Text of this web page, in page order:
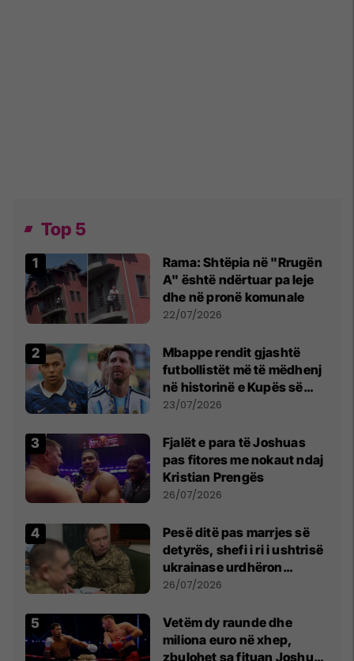
Top 5
Rama: Shtëpia në "Rrugën
A" është ndërtuar pa leje
dhe në pronë komunale
22/07/2026
Mbappe rendit gjashtë
futbollistët më të mëdhenj
në historinë e Kupës së
Botës, Messi mbetet i dyti
23/07/2026
Fjalët e para të Joshuas
pas fitores me nokaut ndaj
Kristian Prengës
26/07/2026
Pesë ditë pas marrjes së
detyrës, shefi i ri i ushtrisë
ukrainase urdhëron
kontroll të madh
26/07/2026
Vetëm dy raunde dhe
miliona euro në xhep,
zbulohet sa fituan Joshua